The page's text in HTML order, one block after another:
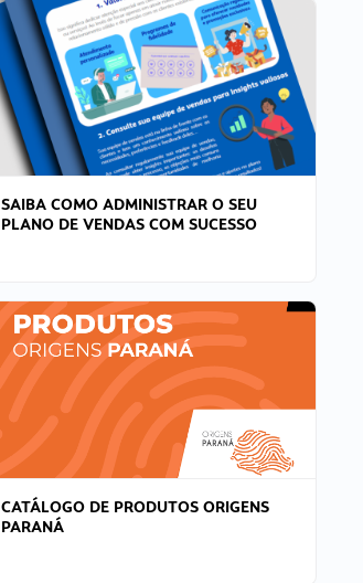
SAIBA COMO ADMINISTRAR O SEU
PLANO DE VENDAS COM SUCESSO
CATÁLOGO DE PRODUTOS ORIGENS
PARANÁ